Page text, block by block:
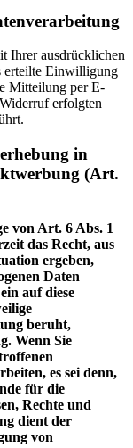
Ihrer ausdrücklichen
erteilte Einwilligung
Mitteilung per E-
erfolgten
in
(Art.
von Art. 6 Abs. 1
das Recht, aus
ergeben,
Daten
auf diese
beruht,
Wenn Sie
es sei denn,
für die
Rechte und
dient der
von